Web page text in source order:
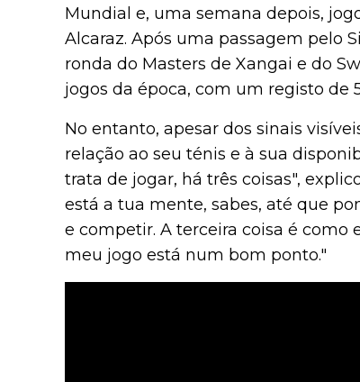
Mundial e, uma semana depois,
Alcaraz. Após uma passagem pelo
ronda do Masters de Xangai e do
jogos da época, com um registo de
No entanto, apesar dos sinais
relação ao seu ténis e à sua
trata de jogar, há três coisas",
está a tua mente, sabes, até que
e competir. A terceira coisa é como
meu jogo está num bom ponto."